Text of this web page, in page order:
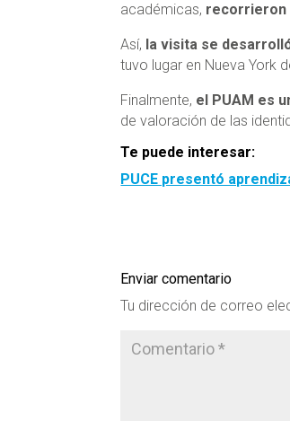
académicas, recorrieron
Así, la visita se
tuvo lugar en Nueva York
Finalmente, el PUAM es
de valoración de las
Te puede interesar:
PUCE presentó
Enviar comentario
Tu dirección de correo